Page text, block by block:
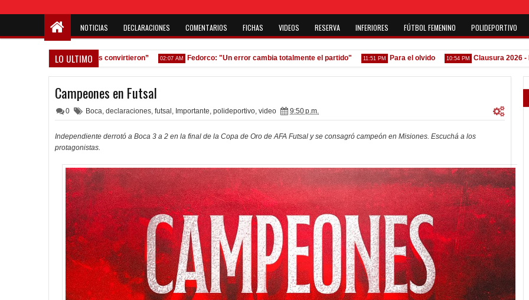
NOTICIAS DECLARACIONES COMENTARIOS FICHAS VIDEOS RESERVA INFERIORES FÚTBOL FEMENINO POLIDEPORTIVO
LO ULTIMO
equivocamos y ellos convirtieron” 02:07 AM Fedorco: "Un error cambia totalmente el partido" 11:51 PM Para el olvido 10:54 PM Clausura 2026 - Fecha
Campeones en Futsal
0 Boca, declaraciones, futsal , Importante, polideportivo, video 9:50 p.m.
Independiente derrotó a Boca 3 a 2 en la final de la Copa de Oro de AFA Futsal y se consagró campeón en Misiones. Escuchá a los
protagonistas.